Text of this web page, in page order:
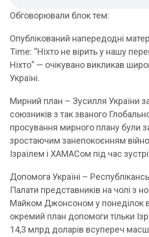
Обговорювали блок тем:
Опублікований напередодні
Time: “Ніхто не вірить у нашу
Ніхто” — очікувано викликав
Україні.
Мирний план – Зусилля України
союзників з так званого
просування мирного плану були
зростаючим занепокоєнням
Ізраїлем і ХАМАСом під час
Допомога Україні –
Палати представників на чолі з
Майком Джонсоном у понеділок
окремий план допомоги тільки
14,3 млрд доларів всупереч